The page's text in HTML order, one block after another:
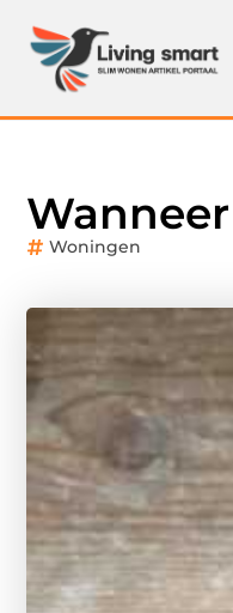
Woningen